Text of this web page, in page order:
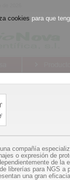
compañía
o expresión de
de la
librerías para NGS
una gran
cookies para que